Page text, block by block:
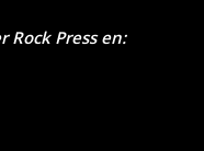
Rock Press en: